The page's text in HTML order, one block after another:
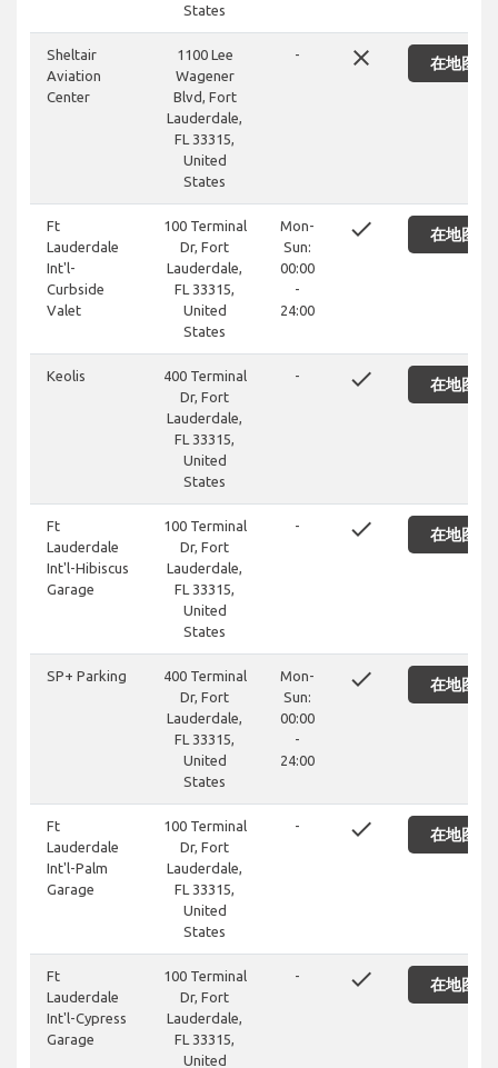
States
Sheltair
Aviation
Center
1100 Lee
Wagener
Blvd, Fort
Lauderdale,
FL 33315,
United
States
- close 在地图上
Ft
Lauderdale
Int'l-
Curbside
Valet
100 Terminal
Dr, Fort
Lauderdale,
FL 33315,
United
States
Mon-
Sun:
00:00
-
24:00
done 在地图上
Keolis
400 Terminal
Dr, Fort
Lauderdale,
FL 33315,
United
States
- done 在地图上
Ft
Lauderdale
Int'l-Hibiscus
Garage
100 Terminal
Dr, Fort
Lauderdale,
FL 33315,
United
States
- done 在地图上
SP+ Parking
400 Terminal
Dr, Fort
Lauderdale,
FL 33315,
United
States
Mon-
Sun:
00:00
-
24:00
done 在地图上
Ft
Lauderdale
Int'l-Palm
Garage
100 Terminal
Dr, Fort
Lauderdale,
FL 33315,
United
States
- done 在地图上
Ft
Lauderdale
Int'l-Cypress
Garage
100 Terminal
Dr, Fort
Lauderdale,
FL 33315,
United
- done 在地图上